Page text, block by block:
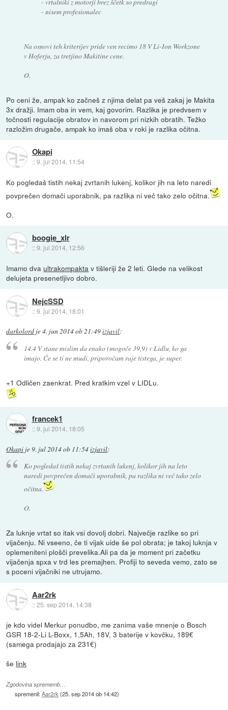
- nisem profesionalec
Na osnovi teh kriterijev pride ven recimo 18 V Li-Ion Workzone
v Hoferju, za tretjino Makitine cene.
O.
Po ceni že, ampak ko začneš z njima delat pa veš zakaj je Makita
3x dražji. Imam oba in vem, kaj govorim. Razlika je predvsem v
točnosti regulacije obratov in navorom pri nizkih obratih. Težko
razložim drugače, ampak ko imaš oba v roki je razlika očitna.
Okapi
::9. jul 2014, 11:54
Ko pogledaš tistih nekaj zvrtanih lukenj, kolikor jih na leto naredi
povprečen domači uporabnik, pa razlika ni več tako zelo očitna.
O.
boogie_xlr
::9. jul 2014, 12:56
Imamo dvaultrakompakta v tišleriji že 2 leti. Glede na velikost
delujeta presenetljivo dobro.
NejcSSD
::9. jul 2014, 18:01
darkolord je4. jun 2014 ob 21:49izjavil:
14.4 V stane mislim da enako (mogoče 39,9) v Lidlu, ko ga
imajo. Če se ti ne mudi, priporočam raje tistega, je super.
+1 Odličen zaenkrat. Pred kratkim vzel v LIDLu.
francek1
::9. jul 2014, 18:05
Okapi je9. jul 2014 ob 11:54izjavil:
Ko pogledaš tistih nekaj zvrtanih lukenj, kolikor jih na leto
naredi povprečen domači uporabnik, pa razlika ni več tako zelo
očitna.
O.
Za luknje vrtat so itak vsi dovolj dobri. Največje razlike so pri
vijačenju. Ni vseeno, če ti vijak uide še pol obrata; je takoj luknja v
oplemeniteni plošči prevelika.Ali pa da je moment pri začetku
vijačenja spxa v trd les premajhen. Profiji to seveda vemo, zato se
s poceni vijačniki ne utrujamo.
Aar2rk
::25. sep 2014, 14:38
je kdo videl Merkur ponudbo, me zanima vaše mnenje o Bosch
GSR 18-2-Li L-Boxx, 1,5Ah, 18V, 3 baterije v kovčku, 189€
(samega prodajajo za 231€)
še link
Zgodovina sprememb…
spremenil:Aar2rk(25. sep 2014 ob 14:42)